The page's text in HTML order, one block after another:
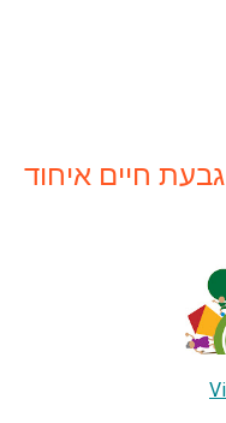
גבעת חיים איחוד